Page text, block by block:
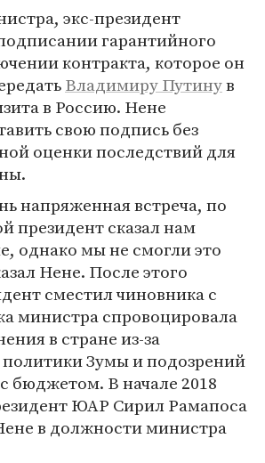
экс-президент
гарантийного
контракта, которое он
Владимиру Путинув
в Россию. Нене
свою подпись без
оценки последствий для
напряженная встреча, по
президент сказал нам
однако мы не смогли это
Нене. После этого
сместил чиновника с
министра спровоцировала
в стране из-за
Зумы и подозрений
бюджетом. В начале 2018
ЮАР Сирил Рамапоса
в должности министра